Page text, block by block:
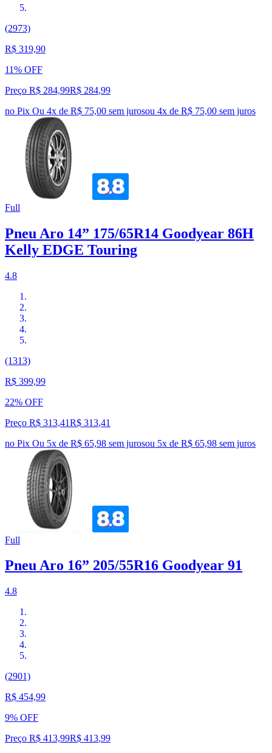
(2973)
R$ 319,90
11% OFF
Preço R$ 284,99R$ 284,99
no Pix Ou 4x de R$ 75,00 sem jurosou 4x de R$ 75,00 sem juros
Full
Pneu Aro 14” 175/65R14 Goodyear 86H
Kelly EDGE Touring
4.8
(1313)
R$ 399,99
22% OFF
Preço R$ 313,41R$ 313,41
no Pix Ou 5x de R$ 65,98 sem jurosou 5x de R$ 65,98 sem juros
Full
Pneu Aro 16” 205/55R16 Goodyear 91
4.8
(2901)
R$ 454,99
9% OFF
Preço R$ 413,99R$ 413,99